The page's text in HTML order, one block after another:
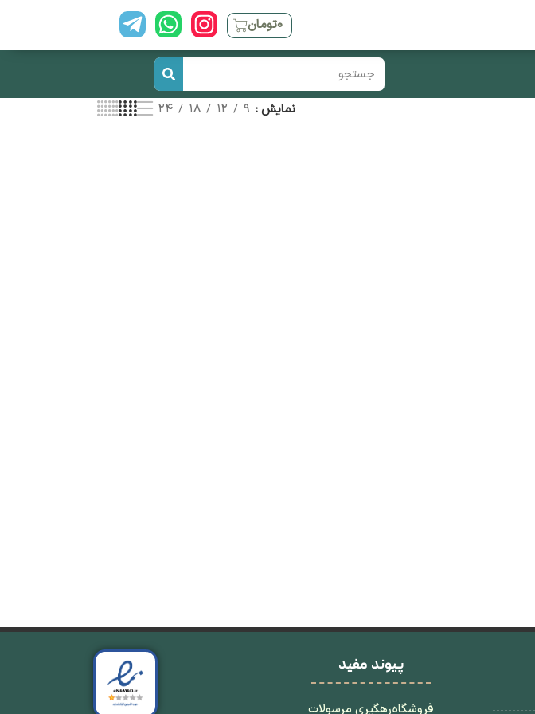
۰تومان
نمایش 9
12
18
24
پیوند مفید
فروشگاهرهگیری مرسولات